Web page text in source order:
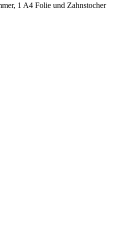
1 A4 Folie und Zahnstocher